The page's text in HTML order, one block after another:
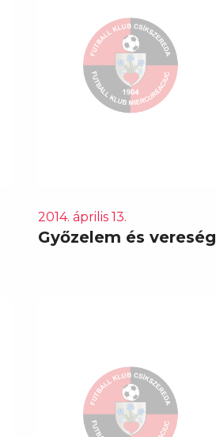
2014. április 13.
Győzelem és vereség